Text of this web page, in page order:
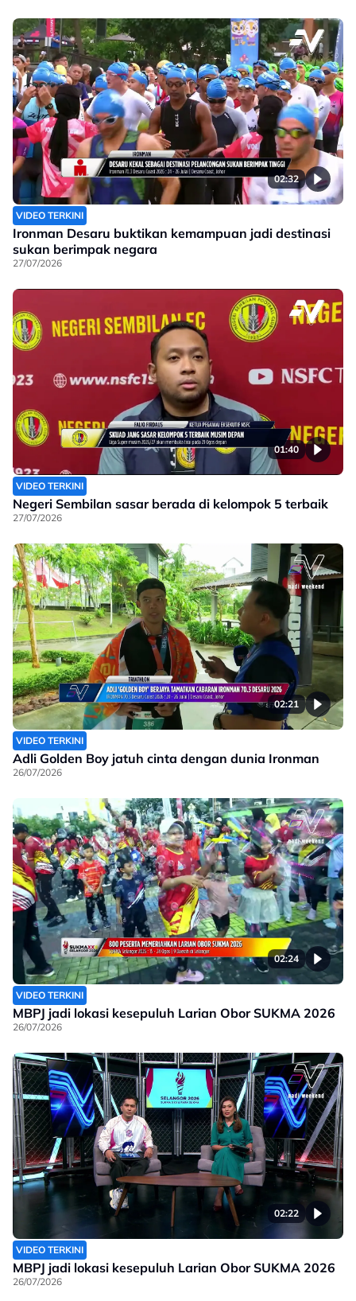
02:32
VIDEO TERKINI
Ironman Desaru buktikan kemampuan jadi destinasi
sukan berimpak negara
27/07/2026
01:40
VIDEO TERKINI
Negeri Sembilan sasar berada di kelompok 5 terbaik
27/07/2026
02:21
VIDEO TERKINI
Adli Golden Boy jatuh cinta dengan dunia Ironman
26/07/2026
02:24
VIDEO TERKINI
MBPJ jadi lokasi kesepuluh Larian Obor SUKMA 2026
26/07/2026
02:22
VIDEO TERKINI
MBPJ jadi lokasi kesepuluh Larian Obor SUKMA 2026
26/07/2026